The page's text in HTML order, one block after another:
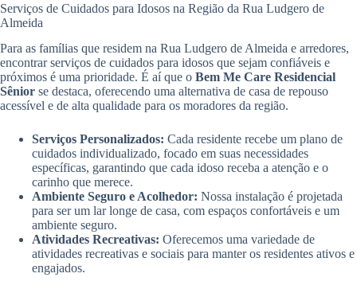
Serviços de Cuidados para Idosos na Região da Rua Ludgero de
Almeida
Para as famílias que residem na Rua Ludgero de Almeida e arredores,
encontrar serviços de cuidados para idosos que sejam confiáveis e
próximos é uma prioridade. É aí que o Bem Me Care Residencial
Sênior se destaca, oferecendo uma alternativa de casa de repouso
acessível e de alta qualidade para os moradores da região.
Serviços Personalizados: Cada residente recebe um plano de
cuidados individualizado, focado em suas necessidades
específicas, garantindo que cada idoso receba a atenção e o
carinho que merece.
Ambiente Seguro e Acolhedor: Nossa instalação é projetada
para ser um lar longe de casa, com espaços confortáveis e um
ambiente seguro.
Atividades Recreativas: Oferecemos uma variedade de
atividades recreativas e sociais para manter os residentes ativos e
engajados.